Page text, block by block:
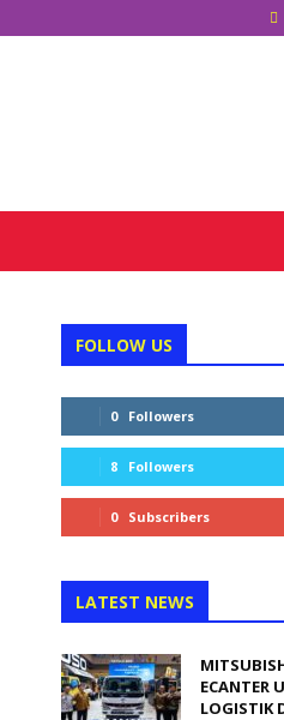
FOLLOW US
0 Followers
8 Followers
0 Subscribers
LATEST NEWS
ECANTER
LOGISTIK